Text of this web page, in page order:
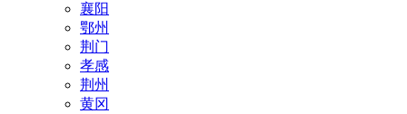
襄阳
鄂州
荆门
孝感
荆州
黄冈